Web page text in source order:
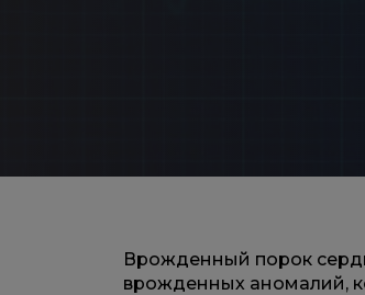
Врожденный порок
врожденных аномалий,